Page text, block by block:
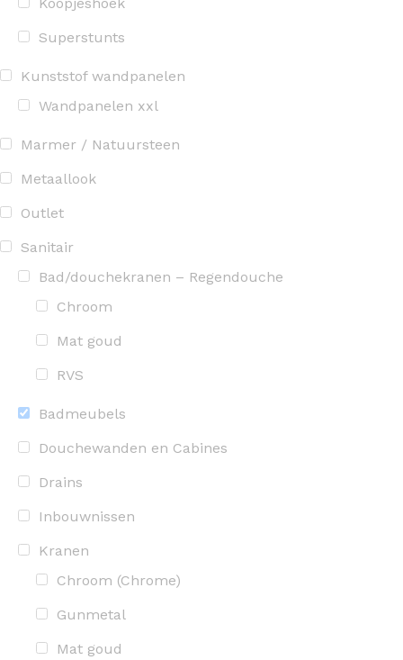
Superstunts
Kunststof wandpanelen
Wandpanelen xxl
Marmer / Natuursteen
Metaallook
Outlet
Sanitair
Bad/douchekranen – Regendouche
Chroom
Mat goud
RVS
Badmeubels
Douchewanden en Cabines
Drains
Inbouwnissen
Kranen
Chroom (Chrome)
Gunmetal
Mat goud